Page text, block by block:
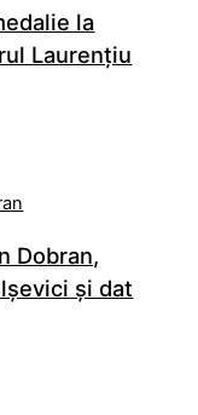
la
Laurenţiu
Dobran,
şi dat